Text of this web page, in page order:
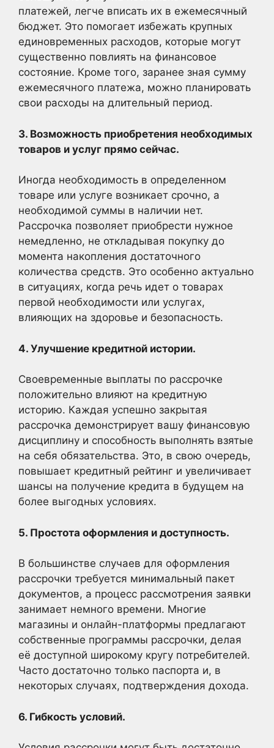
платежей, легче вписать их в ежемесячный
бюджет. Это помогает избежать крупных
единовременных расходов, которые могут
существенно повлиять на финансовое
состояние. Кроме того, заранее зная сумму
ежемесячного платежа, можно планировать
свои расходы на длительный период.
3. Возможность приобретения необходимых
товаров и услуг прямо сейчас.
Иногда необходимость в определенном
товаре или услуге возникает срочно, а
необходимой суммы в наличии нет.
Рассрочка позволяет приобрести нужное
немедленно, не откладывая покупку до
момента накопления достаточного
количества средств. Это особенно актуально
в ситуациях, когда речь идет о товарах
первой необходимости или услугах,
влияющих на здоровье и безопасность.
4. Улучшение кредитной истории.
Своевременные выплаты по рассрочке
положительно влияют на кредитную
историю. Каждая успешно закрытая
рассрочка демонстрирует вашу финансовую
дисциплину и способность выполнять взятые
на себя обязательства. Это, в свою очередь,
повышает кредитный рейтинг и увеличивает
шансы на получение кредита в будущем на
более выгодных условиях.
5. Простота оформления и доступность.
В большинстве случаев для оформления
рассрочки требуется минимальный пакет
документов, а процесс рассмотрения заявки
занимает немного времени. Многие
магазины и онлайн-платформы предлагают
собственные программы рассрочки, делая
её доступной широкому кругу потребителей.
Часто достаточно только паспорта и, в
некоторых случаях, подтверждения дохода.
6. Гибкость условий.